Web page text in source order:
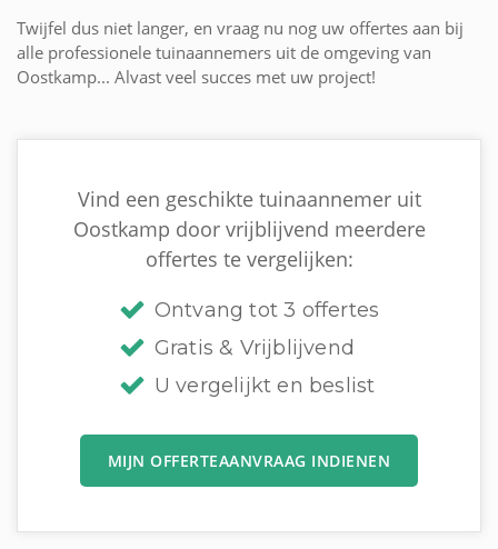
Twijfel dus niet langer, en vraag nu nog uw offertes aan bij
alle professionele tuinaannemers uit de omgeving van
Oostkamp... Alvast veel succes met uw project!
Vind een geschikte tuinaannemer uit
Oostkamp door vrijblijvend meerdere
offertes te vergelijken:
Ontvang tot 3 offertes
Gratis & Vrijblijvend
U vergelijkt en beslist
MIJN OFFERTEAANVRAAG INDIENEN